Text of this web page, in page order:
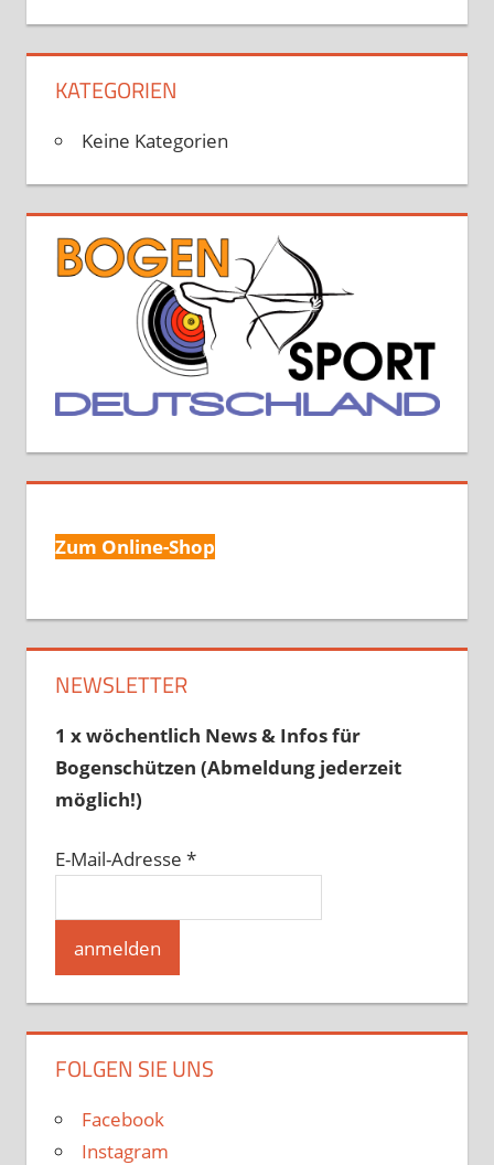
KATEGORIEN
Keine Kategorien
Zum Online-Shop
NEWSLETTER
1 x wöchentlich News & Infos für
Bogenschützen (Abmeldung jederzeit
möglich!)
E-Mail-Adresse *
FOLGEN SIE UNS
Facebook
Instagram